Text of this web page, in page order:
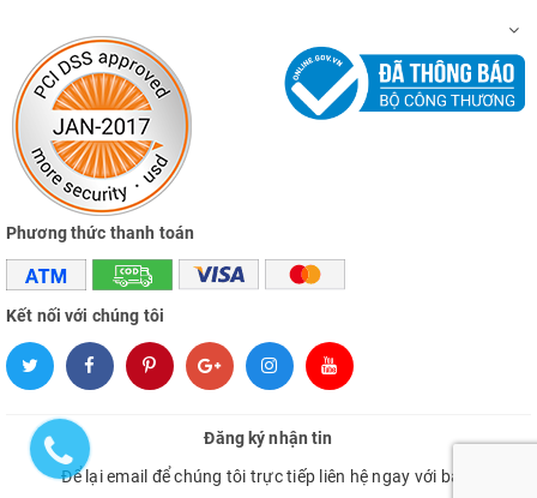
Phương thức thanh toán
Kết nối với chúng tôi
Đăng ký nhận tin
Để lại email để chúng tôi trực tiếp liên hệ ngay với bạn.